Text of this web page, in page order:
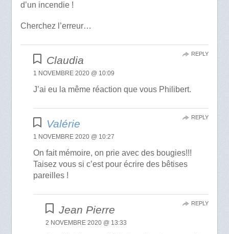
d’un incendie !
Cherchez l’erreur…
Claudia
1 NOVEMBRE 2020 @ 10:09
J’ai eu la même réaction que vous Philibert.
REPLY
Valérie
1 NOVEMBRE 2020 @ 10:27
On fait mémoire, on prie avec des bougies!!!
Taisez vous si c’est pour écrire des bêtises
pareilles !
REPLY
Jean Pierre
2 NOVEMBRE 2020 @ 13:33
REPLY